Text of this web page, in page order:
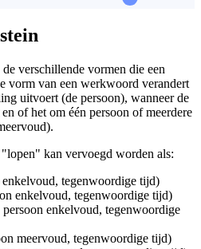
verschillende vormen die een
vorm van een werkwoord verandert
uitvoert (de persoon), wanneer de
of het om één persoon of meerdere
kan vervoegd worden als:
enkelvoud, tegenwoordige tijd)
enkelvoud, tegenwoordige tijd)
persoon enkelvoud, tegenwoordige
meervoud, tegenwoordige tijd)